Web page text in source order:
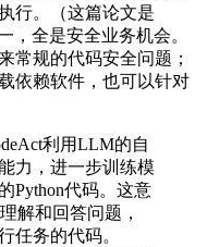
行。（这篇论文是
，全是安全业务机会。
常规的代码安全问题；
依赖软件，也可以针对
利用LLM的自
力，进一步训练模
Python代码。这意
解和回答问题，
任务的代码。